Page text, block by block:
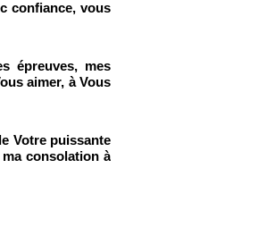
confiance, vous
épreuves, mes
aimer, à Vous
Votre puissante
consolation à